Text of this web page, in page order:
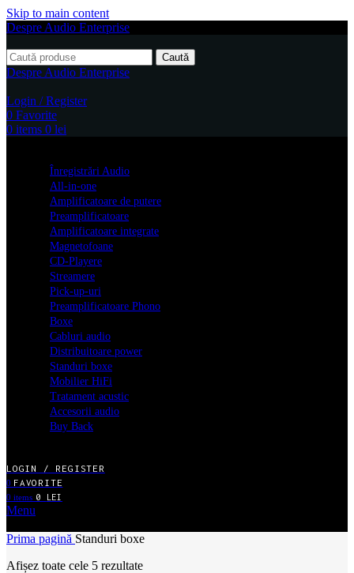
Skip to main content
Despre Audio Enterprise
Caută
Despre Audio Enterprise
Login / Register
0 Favorite
0 items 0 lei
Înregistrări Audio
All-in-one
Amplificatoare de putere
Preamplificatoare
Amplificatoare integrate
Magnetofoane
CD-Playere
Streamere
Pick-up-uri
Preamplificatoare Phono
Boxe
Cabluri audio
Distribuitoare power
Standuri boxe
Mobilier HiFi
Tratament acustic
Accesorii audio
Buy Back
LOGIN / REGISTER
0 FAVORITE
0 items 0 LEI
Menu
Prima pagină Standuri boxe
Afișez toate cele 5 rezultate